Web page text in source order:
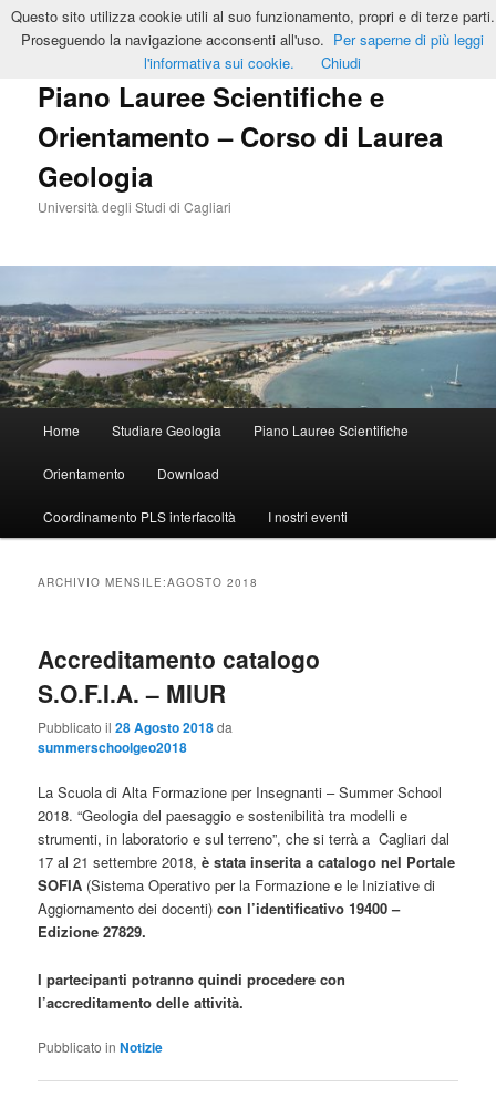
Vai
Vai
Piano Lauree Scientifiche e
Orientamento – Corso di Laurea
Geologia
Università degli Studi di Cagliari
Cerca
principale
Home Studiare Geologia Piano Lauree Scientifiche
Orientamento Download
Coordinamento PLS interfacoltà I nostri eventi
ARCHIVIO MENSILE:AGOSTO 2018
Accreditamento catalogo
S.O.F.I.A. – MIUR
Pubblicato il28 Agosto 2018da
summerschoolgeo2018
La Scuola di Alta Formazione per Insegnanti – Summer School
2018. “Geologia del paesaggio e sostenibilità tra modelli e
strumenti, in laboratorio e sul terreno”, che si terrà a Cagliari dal
17 al 21 settembre 2018,è stata inserita a catalogo nel Portale
SOFIA (Sistema Operativo per la Formazione e le Iniziative di
Aggiornamento dei docenti)con l’identificativo 19400 –
Edizione 27829.
I partecipanti potranno quindi procedere con
l’accreditamento delle attività.
Pubblicato in Notizie
Questo sito utilizza cookie utili al suo funzionamento, propri e di terze parti.
Proseguendo la navigazione acconsenti all'uso. Per saperne di più leggi
l'informativa sui cookie.
Chiudi